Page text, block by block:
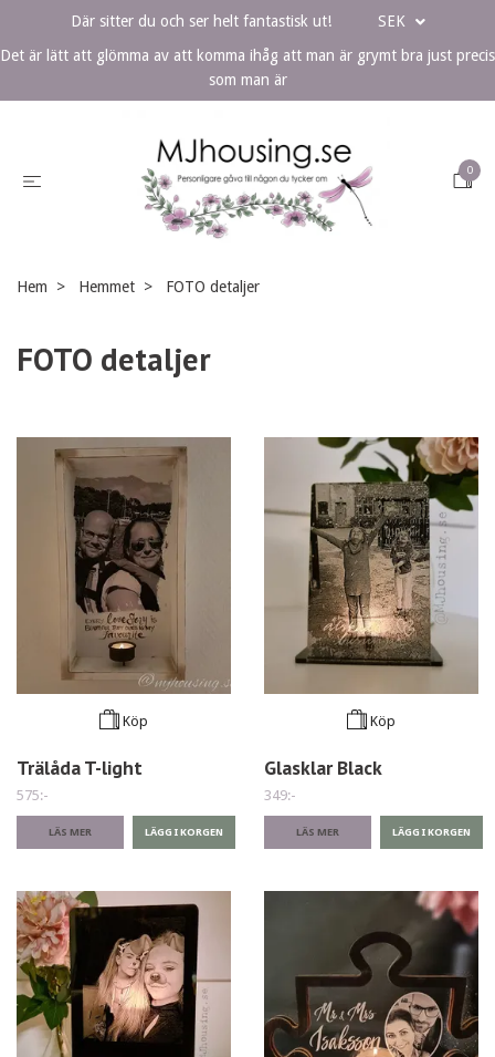
Där sitter du och ser helt fantastisk ut!
SEK
Det är lätt att glömma av att komma ihåg att man är grymt bra just precis
som man är
0
Hem Hemmet FOTO detaljer
FOTO detaljer
Köp
Trälåda T-light
575:-
LÄS MER
Köp
Glasklar Black
349:-
LÄS MER